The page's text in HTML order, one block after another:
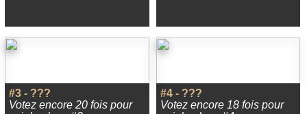
#3 - ???
Votez encore 20 fois pour
#4 - ???
Votez encore 18 fois pour